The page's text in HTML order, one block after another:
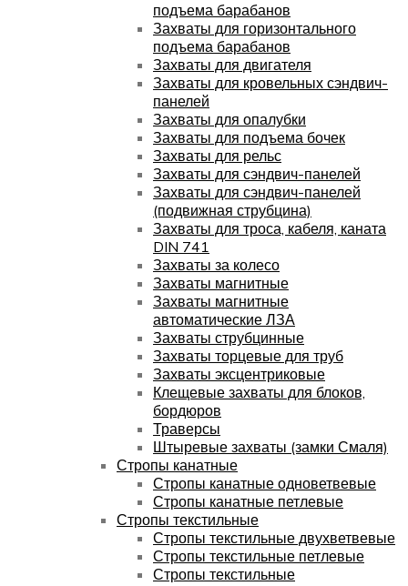
подъема барабанов
Захваты для горизонтального
подъема барабанов
Захваты для двигателя
Захваты для кровельных сэндвич-
панелей
Захваты для опалубки
Захваты для подъема бочек
Захваты для рельс
Захваты для сэндвич-панелей
Захваты для сэндвич-панелей
(подвижная струбцина)
Захваты для троса, кабеля, каната
DIN 741
Захваты за колесо
Захваты магнитные
Захваты магнитные
автоматические ЛЗА
Захваты струбцинные
Захваты торцевые для труб
Захваты эксцентриковые
Клещевые захваты для блоков,
бордюров
Траверсы
Штыревые захваты (замки Смаля)
Стропы канатные
Стропы канатные одноветвевые
Стропы канатные петлевые
Стропы текстильные
Стропы текстильные двухветвевые
Стропы текстильные петлевые
Стропы текстильные